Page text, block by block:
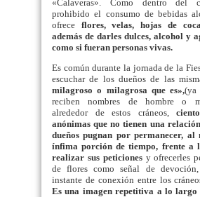
«Calaveras». Como dentro del
prohibido el consumo de bebidas
ofrece flores, velas, hojas de
además de darles dulces, alcohol y
como si fueran personas vivas.
Es común durante la jornada de la
escuchar de los dueños de las
milagroso o milagrosa que es»,(ya
reciben nombres de hombre o
alrededor de estos cráneos,
anónimas que no tienen una
dueños pugnan por permanecer, al
ínfima porción de tiempo, frente a
realizar sus peticionesy ofrecerles
de flores como señal de
instante de conexión entre los
Es una imagen repetitiva a lo largo